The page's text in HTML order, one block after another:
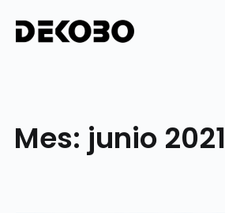
content
DEKOBO
Mes: junio 2021